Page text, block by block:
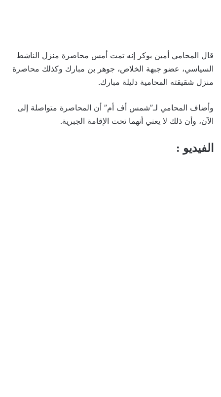
قال المحامي أمين بوكر إنه تمت أمس محاصرة منزل الناشط
السياسي، عضو جبهة الخلاص، جوهر بن مبارك وكذلك محاصرة
منزل شقيقته المحامية دليلة مبارك.
وأضاف المحامي لـ”شمس أف أم” أن المحاصرة متواصلة إلى
الآن، وأن ذلك لا يعني أنهما تحت الإقامة الجبرية.
الفيديو :